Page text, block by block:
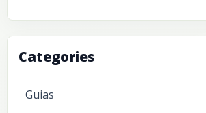
Categories
Guias